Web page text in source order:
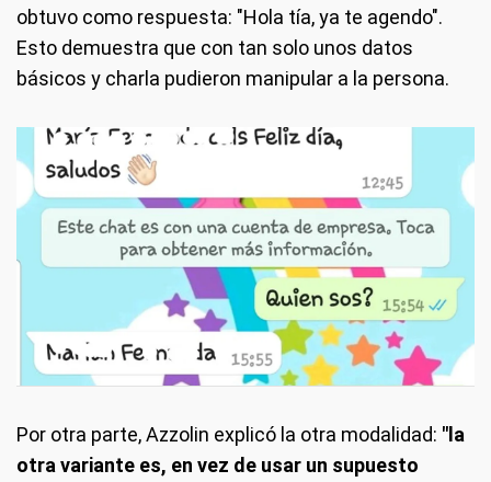
obtuvo como respuesta: "Hola tía, ya te agendo".
Esto demuestra que con tan solo unos datos
básicos y charla pudieron manipular a la persona.
Por otra parte, Azzolin explicó la otra modalidad: "la
otra variante es, en vez de usar un supuesto